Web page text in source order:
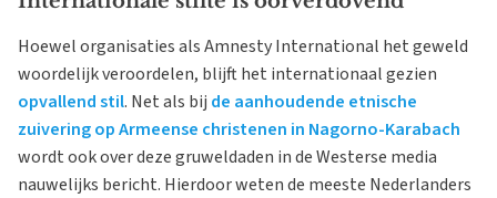
Hoewel organisaties als Amnesty International het geweld
woordelijk veroordelen, blijft het internationaal gezien
opvallend stil. Net als bij de aanhoudende etnische
zuivering op Armeense christenen in Nagorno-Karabach
wordt ook over deze gruweldaden in de Westerse media
nauwelijks bericht. Hierdoor weten de meeste Nederlanders